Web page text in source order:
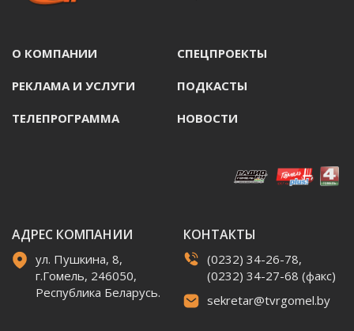
О КОМПАНИИ СПЕЦПРОЕКТЫ
РЕКЛАМА И УСЛУГИ ПОДКАСТЫ
ТЕЛЕПРОГРАММА НОВОСТИ
АДРЕС КОМПАНИИ
ул. Пушкина, 8,
г.Гомель, 246050,
Республика Беларусь.
КОНТАКТЫ
(0232) 34-26-78,
(0232) 34-27-68 (факс)
sekretar@tvrgomel.by